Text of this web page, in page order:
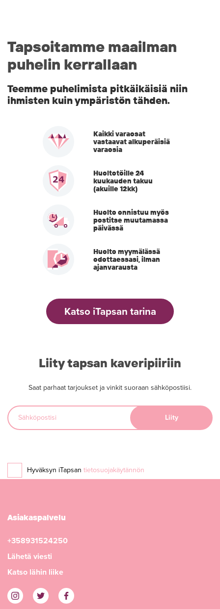
Tapsoitamme maailman
puhelin kerrallaan
Teemme puhelimista pitkäikäisiä niin
ihmisten kuin ympäristön tähden.
Kaikki varaosat
vastaavat alkuperäisiä
varaosia
Huoltotöille 24
kuukauden takuu
(akuille 12kk)
Huolto onnistuu myös
postitse muutamassa
päivässä
Huolto myymälässä
odottaessasi, ilman
ajanvarausta
Katso iTapsan tarina
Liity tapsan kaveripiiriin
Saat parhaat tarjoukset ja vinkit suoraan sähköpostiisi.
Hyväksyn iTapsan tietosuojakäytännön
Asiakaspalvelu
+358931524250
Lähetä viesti
Katso lähin liike